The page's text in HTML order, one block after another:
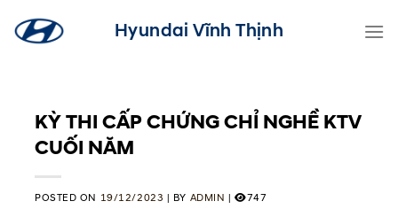
Hyundai Vĩnh Thịnh
KỲ THI CẤP CHỨNG CHỈ NGHỀ KTV
CUỐI NĂM
POSTED ON 19/12/2023 BY ADMIN | 747